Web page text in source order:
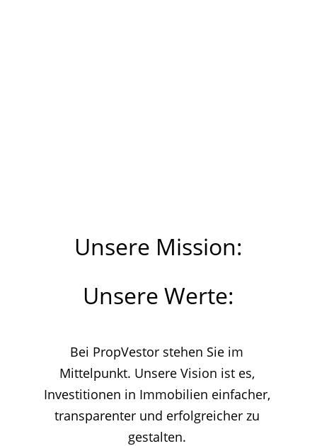
Unsere Mission:
Bei PropVestor stehen Sie im
Mittelpunkt. Unsere Vision ist es,
Investitionen in Immobilien einfacher,
transparenter und erfolgreicher zu
gestalten.
Unsere Werte: